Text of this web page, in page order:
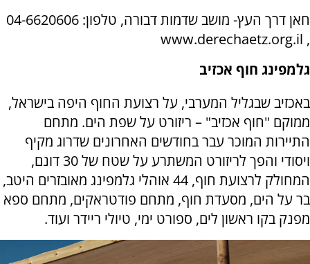
חאן דרך העץ- מושב שדמות דבורה, טלפון: 04-6620606
, www.derechaetz.org.il
גלמפינג חוף אכזיב
באכזיב שבגליל המערבי, על רצועת החוף היפה בישראל,
ממוקם "חוף אכזיב" – ריזורט על שפת הים. מתחם
התיירות המוכר עבר בחודשים האחרונים שדרוג מקיף
ויסודי והפך לריזורט המשתרע על שטח של 30 דונם,
המחולק לרצועת חוף, 44 אוהלי גלמפינג מאובזרים היטב,
בר על הים, מסעדת חוף, מתחם פודטראקים, מתחם ספא
מפנק בקו ראשון לים, ספורט ימי, טיולי ריידר ועוד.